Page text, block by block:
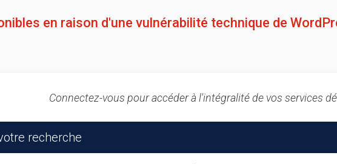
en raison d'une vulnérabilité technique de
Connectez-vous pour accéder à l'intégralité de vos services